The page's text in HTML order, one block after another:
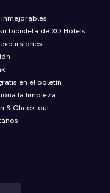
bicicleta de XO Hotels
en el boletín
la limpieza
& Check‑out